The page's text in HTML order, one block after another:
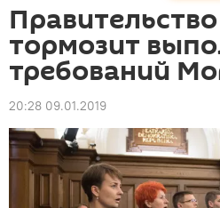
тормозит
требований
20:28 09.01.2019